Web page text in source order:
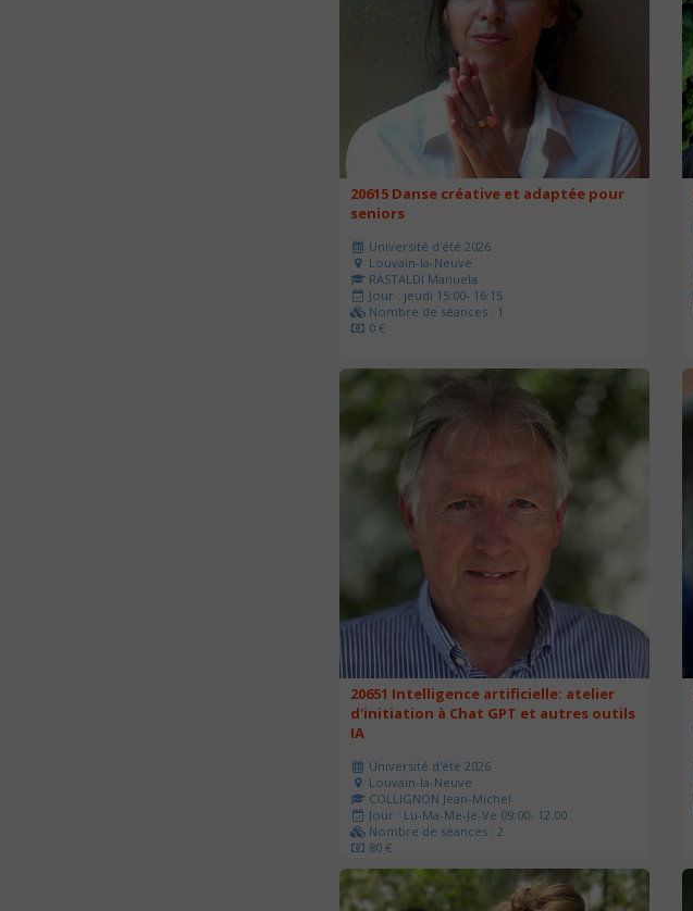
20615 Danse créative et adaptée pour
seniors
Université d'été 2026
Louvain-la-Neuve
RASTALDI Manuela
Jour : jeudi 15:00- 16:15
Nombre de séances : 1
0 €
20651 Intelligence artificielle: atelier
d'initiation à Chat GPT et autres outils
IA
Université d'été 2026
Louvain-la-Neuve
COLLIGNON Jean-Michel
Jour : Lu-Ma-Me-Je-Ve 09:00- 12:00
Nombre de séances : 2
80 €